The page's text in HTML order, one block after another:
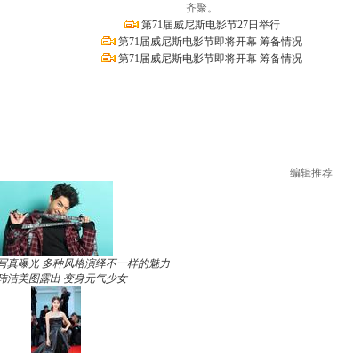
齐聚。
第71届威尼斯电影节27日举行
第71届威尼斯电影节即将开幕 筹备情况
第71届威尼斯电影节即将开幕 筹备情况
编辑推荐
真曝光 多种风格演绎不一样的魅力
洁美图露出 变身元气少女